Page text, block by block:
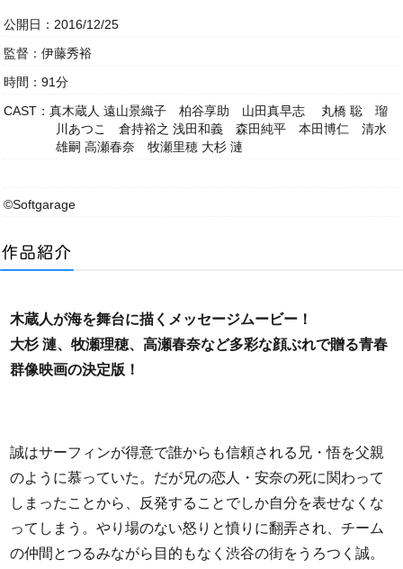
公開日：2016/12/25
監督：伊藤秀裕
時間：91分
CAST：真木蔵人 遠山景織子 柏谷享助 山田真早志 丸橋 聡 瑠
川あつこ 倉持裕之 浅田和義 森田純平 本田博仁 清水
雄嗣 高瀬春奈 牧瀬里穂 大杉 漣
©Softgarage
木蔵人が海を舞台に描くメッセージムービー！
大杉 漣、牧瀬理穂、高瀬春奈など多彩な顔ぶれで贈る青春
群像映画の決定版！
誠はサーフィンが得意で誰からも信頼される兄・悟を父親
のように慕っていた。だが兄の恋人・安奈の死に関わって
しまったことから、反発することでしか自分を表せなくな
ってしまう。やり場のない怒りと憤りに翻弄され、チーム
の仲間とつるみながら目的もなく渋谷の街をうろつく誠。